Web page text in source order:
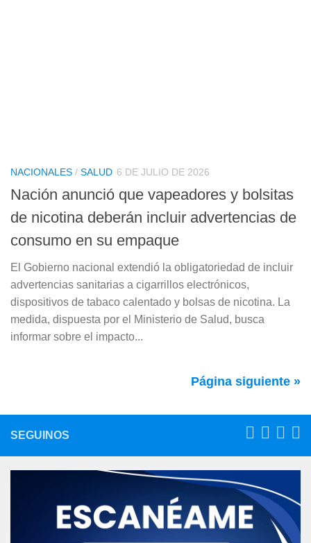
NACIONALES / SALUD 6 DE JULIO DE 2026
Nación anunció que vapeadores y bolsitas
de nicotina deberán incluir advertencias de
consumo en su empaque
El Gobierno nacional extendió la obligatoriedad de incluir
advertencias sanitarias a cigarrillos electrónicos,
dispositivos de tabaco calentado y bolsas de nicotina. La
medida, dispuesta por el Ministerio de Salud, busca
informar sobre el impacto...
Página siguiente »
SEGUINOS